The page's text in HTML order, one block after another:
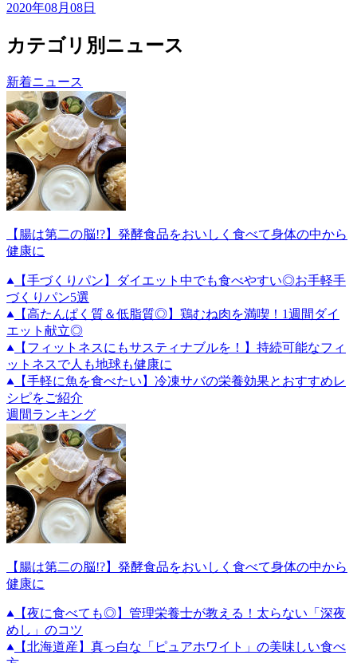
2020年08月08日
カテゴリ別ニュース
新着ニュース
【腸は第二の脳!?】発酵食品をおいしく食べて身体の中から
健康に
【手づくりパン】ダイエット中でも食べやすい◎お手軽手
づくりパン5選
【高たんぱく質＆低脂質◎】鶏むね肉を満喫！1週間ダイ
エット献立◎
【フィットネスにもサスティナブルを！】持続可能なフィ
ットネスで人も地球も健康に
【手軽に魚を食べたい】冷凍サバの栄養効果とおすすめレ
シピをご紹介
週間ランキング
【腸は第二の脳!?】発酵食品をおいしく食べて身体の中から
健康に
【夜に食べても◎】管理栄養士が教える！太らない「深夜
めし」のコツ
【北海道産】真っ白な「ピュアホワイト」の美味しい食べ